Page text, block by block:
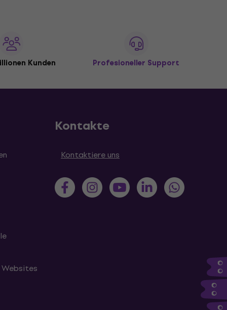
Kunden Profesioneller Support
Kontakte
Kontaktiere uns